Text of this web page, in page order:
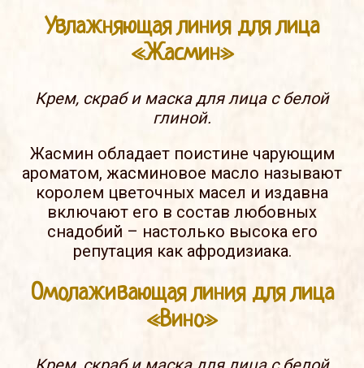
Увлажняющая линия для лица
«Жасмин»
Крем, скраб и маска для лица с белой
глиной.
Жасмин обладает поистине чарующим
ароматом, жасминовое масло называют
королем цветочных масел и издавна
включают его в состав любовных
снадобий – настолько высока его
репутация как афродизиака.
Омолаживающая линия для лица
«Вино»